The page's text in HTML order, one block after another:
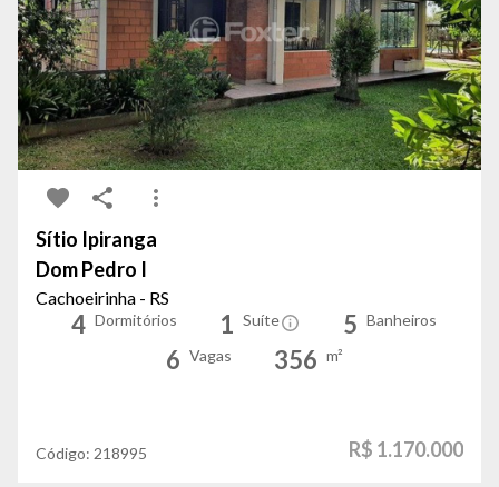
Sítio Ipiranga
Dom Pedro I
Cachoeirinha - RS
4 Dormitórios 1 Suíte 5 Banheiros
6 Vagas 356 m²
Código: 218995 R$ 1.170.000